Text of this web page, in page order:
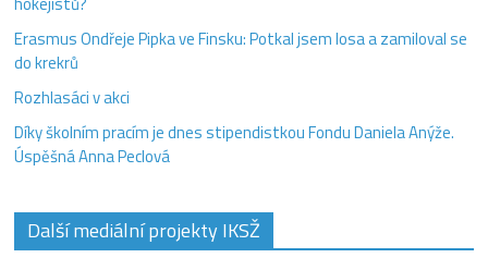
Erasmus Ondřeje Pipka ve Finsku: Potkal jsem losa a zamiloval se
do krekrů
Rozhlasáci v akci
Díky školním pracím je dnes stipendistkou Fondu Daniela Anýže.
Úspěšná Anna Peclová
Další mediální projekty IKSŽ